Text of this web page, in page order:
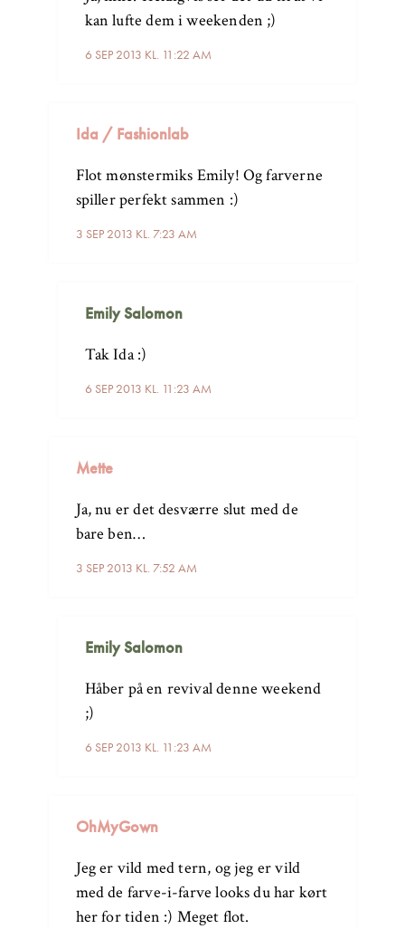
6 SEP 2013 KL. 11:22 AM
kan lufte dem i weekenden ;)
Ida / Fashionlab
3 SEP 2013 KL. 7:23 AM
Flot mønstermiks Emily! Og farverne
spiller perfekt sammen :)
Emily Salomon
6 SEP 2013 KL. 11:23 AM
Tak Ida :)
Mette
3 SEP 2013 KL. 7:52 AM
Ja, nu er det desværre slut med de
bare ben…
Emily Salomon
6 SEP 2013 KL. 11:23 AM
Håber på en revival denne weekend
;)
OhMyGown
Jeg er vild med tern, og jeg er vild
med de farve-i-farve looks du har kørt
her for tiden :) Meget flot.